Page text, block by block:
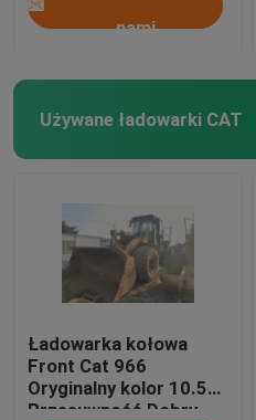
nami
Używane ładowarki CAT
Ładowarka kołowa
Front Cat 966
Oryginalny kolor 10.5L
Przesuwność Dobry